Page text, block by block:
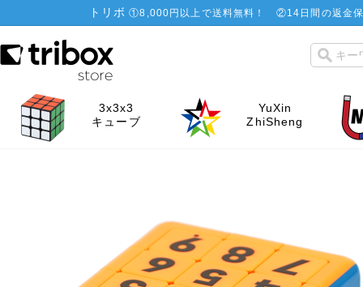
トリボ ①8,000円以上で送料無料！ ②14日間の返金
3x3x3
キューブ
YuXin
ZhiSheng